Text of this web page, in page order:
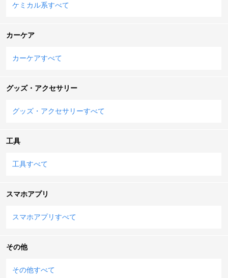
ケミカル系すべて
カーケア
カーケアすべて
グッズ・アクセサリー
グッズ・アクセサリーすべて
工具
工具すべて
スマホアプリ
スマホアプリすべて
その他
その他すべて